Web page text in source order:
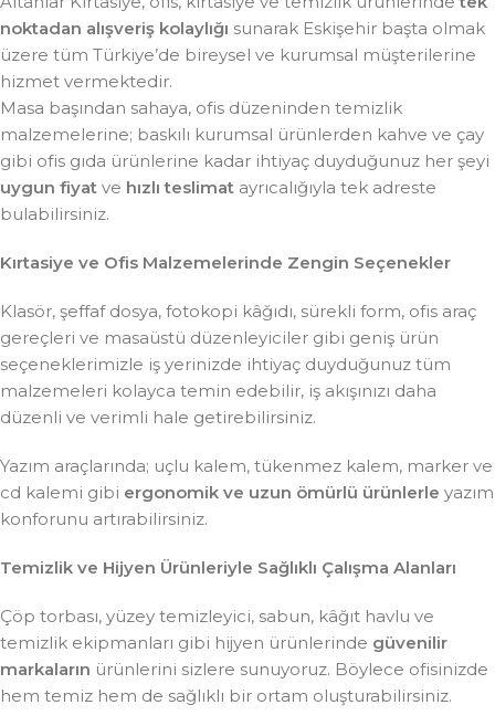
noktadan alışveriş kolaylığı sunarak Eskişehir başta olmak
üzere tüm Türkiye’de bireysel ve kurumsal müşterilerine
hizmet vermektedir.
Masa başından sahaya, ofis düzeninden temizlik
malzemelerine; baskılı kurumsal ürünlerden kahve ve çay
gibi ofis gıda ürünlerine kadar ihtiyaç duyduğunuz her şeyi
uygun fiyat ve hızlı teslimat ayrıcalığıyla tek adreste
bulabilirsiniz.
Kırtasiye ve Ofis Malzemelerinde Zengin Seçenekler
Klasör, şeffaf dosya, fotokopi kâğıdı, sürekli form, ofis araç
gereçleri ve masaüstü düzenleyiciler gibi geniş ürün
seçeneklerimizle iş yerinizde ihtiyaç duyduğunuz tüm
malzemeleri kolayca temin edebilir, iş akışınızı daha
düzenli ve verimli hale getirebilirsiniz.
Yazım araçlarında; uçlu kalem, tükenmez kalem, marker ve
cd kalemi gibi ergonomik ve uzun ömürlü ürünlerle yazım
konforunu artırabilirsiniz.
Temizlik ve Hijyen Ürünleriyle Sağlıklı Çalışma Alanları
Çöp torbası, yüzey temizleyici, sabun, kâğıt havlu ve
temizlik ekipmanları gibi hijyen ürünlerinde güvenilir
markaların ürünlerini sizlere sunuyoruz. Böylece ofisinizde
hem temiz hem de sağlıklı bir ortam oluşturabilirsiniz.